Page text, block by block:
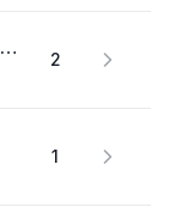
2
1